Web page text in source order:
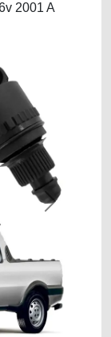
2001 A
Next